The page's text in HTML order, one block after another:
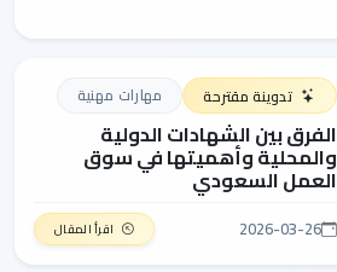
تدوينة مقترحة مهارات مهنية
الفرق بين الشهادات الدولية
والمحلية وأهميتها في سوق
العمل السعودي
2026-03-26 اقرأ المقال